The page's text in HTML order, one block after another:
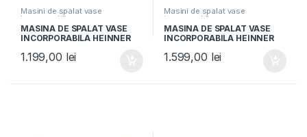
Masini de spalat vase
incorporabile
MASINA DE SPALAT VASE
INCORPORABILA HEINNER
14 seturi, 60cm, 5
1.199,00 lei
Masini de spalat vase
incorporabile
MASINA DE SPALAT VASE
INCORPORABILA HEINNER
10 Seturi, Latime 45cm, 9
1.599,00 lei